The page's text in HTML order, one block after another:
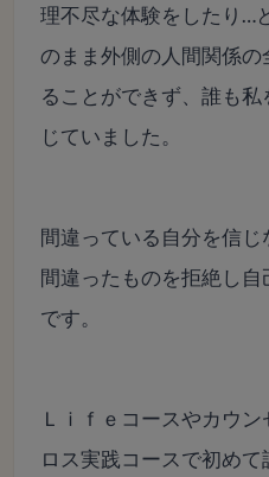
理不尽な体験をしたり…と
のまま外側の人間関係の
ることができず、誰も
じていました。
間違っている自分を信じ
間違ったものを拒絶し
です。
Ｌｉｆｅコースやカウン
ロス実践コースで初めて